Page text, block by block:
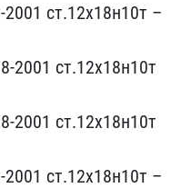
ст.​12х18н10т –
20​01 ст.12х18н10т
2001 ст.12х18н10т
ст.12х18н10т​ –